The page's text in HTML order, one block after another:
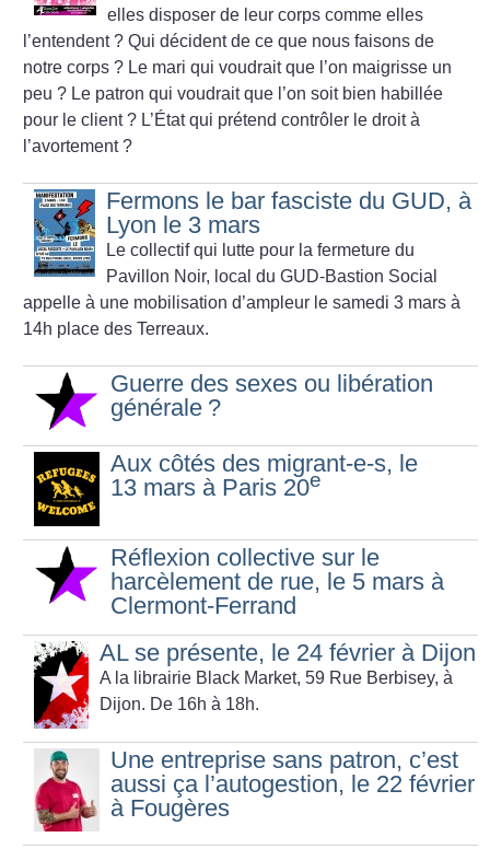
elles disposer de leur corps comme elles
l’entendent ? Qui décident de ce que nous faisons de
notre corps ? Le mari qui voudrait que l’on maigrisse un
peu ? Le patron qui voudrait que l’on soit bien habillée
pour le client ? L’État qui prétend contrôler le droit à
l’avortement ?
Fermons le bar fasciste du GUD, à
Lyon le 3 mars
Le collectif qui lutte pour la fermeture du
Pavillon Noir, local du GUD-Bastion Social
appelle à une mobilisation d’ampleur le samedi 3 mars à
14h place des Terreaux.
Guerre des sexes ou libération
générale ?
Aux côtés des migrant-e-s, le
13 mars à Paris 20e
Réflexion collective sur le
harcèlement de rue, le 5 mars à
Clermont-Ferrand
AL se présente, le 24 février à Dijon
A la librairie Black Market, 59 Rue Berbisey, à
Dijon. De 16h à 18h.
Une entreprise sans patron, c’est
aussi ça l’autogestion, le 22 février
à Fougères